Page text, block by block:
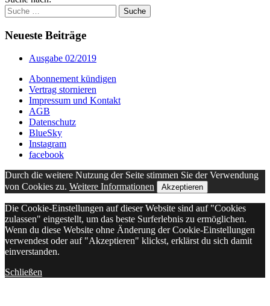
Neueste Beiträge
Ausgabe 02/2019
Abonnement kündigen
Vertrag stornieren
Impressum und Kontakt
AGB
Datenschutz
BlueSky
Instagram
facebook
Durch die weitere Nutzung der Seite stimmen Sie der Verwendung
von Cookies zu. Weitere Informationen Akzeptieren
Die Cookie-Einstellungen auf dieser Website sind auf "Cookies
zulassen" eingestellt, um das beste Surferlebnis zu ermöglichen.
Wenn du diese Website ohne Änderung der Cookie-Einstellungen
verwendest oder auf "Akzeptieren" klickst, erklärst du sich damit
einverstanden.
Schließen